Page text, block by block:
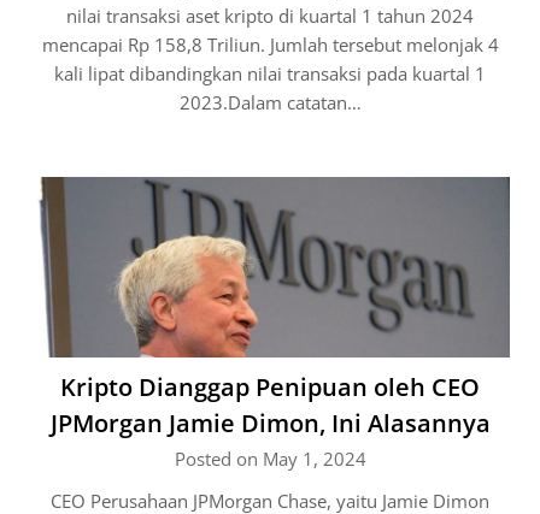
nilai transaksi aset kripto di kuartal 1 tahun 2024
mencapai Rp 158,8 Triliun. Jumlah tersebut melonjak 4
kali lipat dibandingkan nilai transaksi pada kuartal 1
2023.Dalam catatan…
Kripto Dianggap Penipuan oleh CEO
JPMorgan Jamie Dimon, Ini Alasannya
Posted on May 1, 2024
CEO Perusahaan JPMorgan Chase, yaitu Jamie Dimon